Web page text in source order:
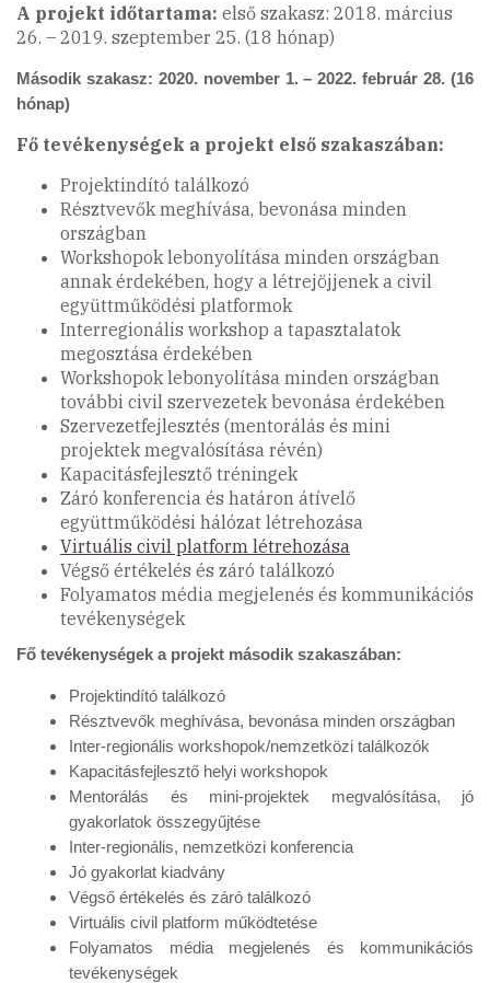
A projekt időtartama: első szakasz: 2018. március
26. – 2019. szeptember 25. (18 hónap)
Második szakasz: 2020. november 1. – 2022. február 28. (16
hónap)
Fő tevékenységek a projekt első szakaszában:
Projektindító találkozó
Résztvevők meghívása, bevonása minden
országban
Workshopok lebonyolítása minden országban
annak érdekében, hogy a létrejöjjenek a civil
együttműködési platformok
Interregionális workshop a tapasztalatok
megosztása érdekében
Workshopok lebonyolítása minden országban
további civil szervezetek bevonása érdekében
Szervezetfejlesztés (mentorálás és mini
projektek megvalósítása révén)
Kapacitásfejlesztő tréningek
Záró konferencia és határon átívelő
együttműködési hálózat létrehozása
Virtuális civil platform létrehozása
Végső értékelés és záró találkozó
Folyamatos média megjelenés és kommunikációs
tevékenységek
Fő tevékenységek a projekt második szakaszában:
Projektindító találkozó
Résztvevők meghívása, bevonása minden országban
Inter-regionális workshopok/nemzetközi találkozók
Kapacitásfejlesztő helyi workshopok
Mentorálás és mini-projektek megvalósítása, jó
gyakorlatok összegyűjtése
Inter-regionális, nemzetközi konferencia
Jó gyakorlat kiadvány
Végső értékelés és záró találkozó
Virtuális civil platform működtetése
Folyamatos média megjelenés és kommunikációs
tevékenységek